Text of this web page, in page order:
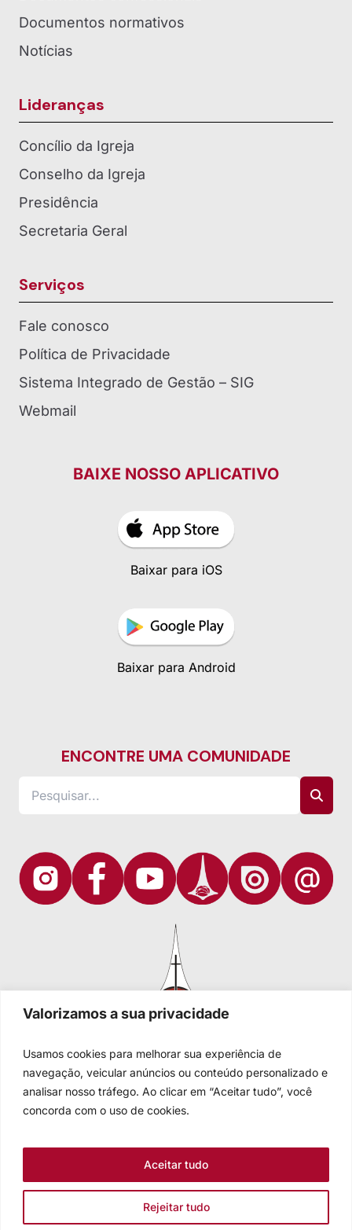
Valorizamos a sua privacidade
Usamos cookies para melhorar sua experiência de
navegação, veicular anúncios ou conteúdo personalizado e
analisar nosso tráfego. Ao clicar em “Aceitar tudo”, você
concorda com o uso de cookies.
Rejeitar tudo
Aceitar tudo
Documentos normativos
Notícias
Lideranças
Concílio da Igreja
Conselho da Igreja
Presidência
Secretaria Geral
Serviços
Fale conosco
Política de Privacidade
Sistema Integrado de Gestão – SIG
Webmail
BAIXE NOSSO APLICATIVO
Baixar para iOS
Baixar para Android
ENCONTRE UMA COMUNIDADE
Igreja Evangélica de Confissão Luterana no Brasil
Sede nacional: Rua Senhor dos Passos, 202/4º andar Centro -
Fale conosco